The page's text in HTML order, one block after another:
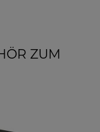
ZUM